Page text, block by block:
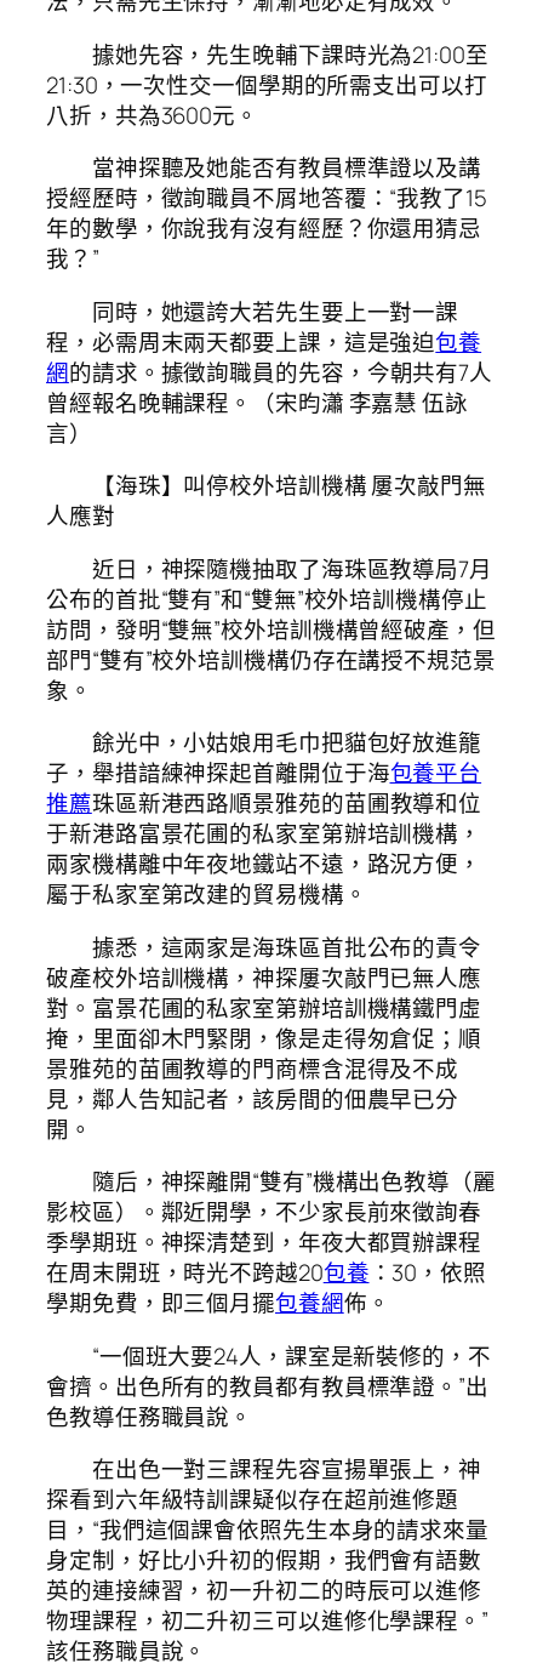
據她先容，先生晚輔下課時光為21:00至
21:30，一次性交一個學期的所需支出可以打
八折，共為3600元。
當神探聽及她能否有教員標準證以及講
授經歷時，徵詢職員不屑地答覆：“我教了15
年的數學，你說我有沒有經歷？你還用猜忌
我？”
同時，她還誇大若先生要上一對一課
程，必需周末兩天都要上課，這是強迫包養
網的請求。據徵詢職員的先容，今朝共有7人
曾經報名晚輔課程。（宋昀瀟 李嘉慧 伍詠
言）
【海珠】叫停校外培訓機構 屢次敲門無
人應對
近日，神探隨機抽取了海珠區教導局7月
公布的首批“雙有”和“雙無”校外培訓機構停止
訪問，發明“雙無”校外培訓機構曾經破產，但
部門“雙有”校外培訓機構仍存在講授不規范景
象。
餘光中，小姑娘用毛巾把貓包好放進籠
子，舉措諳練神探起首離開位于海包養平台
推薦珠區新港西路順景雅苑的苗圃教導和位
于新港路富景花圃的私家室第辦培訓機構，
兩家機構離中年夜地鐵站不遠，路況方便，
屬于私家室第改建的貿易機構。
據悉，這兩家是海珠區首批公布的責令
破產校外培訓機構，神探屢次敲門已無人應
對。富景花圃的私家室第辦培訓機構鐵門虛
掩，里面卻木門緊閉，像是走得匆倉促；順
景雅苑的苗圃教導的門商標含混得及不成
見，鄰人告知記者，該房間的佃農早已分
開。
隨后，神探離開“雙有”機構出色教導（麗
影校區）。鄰近開學，不少家長前來徵詢春
季學期班。神探清楚到，年夜大都買辦課程
在周末開班，時光不跨越20包養 ：30，依照
學期免費，即三個月擺包養網佈。
“一個班大要24人，課室是新裝修的，不
會擠。出色所有的教員都有教員標準證。”出
色教導任務職員說。
在出色一對三課程先容宣揚單張上，神
探看到六年級特訓課疑似存在超前進修題
目，“我們這個課會依照先生本身的請求來量
身定制，好比小升初的假期，我們會有語數
英的連接練習，初一升初二的時辰可以進修
物理課程，初二升初三可以進修化學課程。”
該任務職員說。